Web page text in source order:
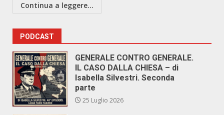
Continua a leggere...
PODCAST
GENERALE CONTRO GENERALE.
IL CASO DALLA CHIESA – di
Isabella Silvestri. Seconda
parte
25 Luglio 2026